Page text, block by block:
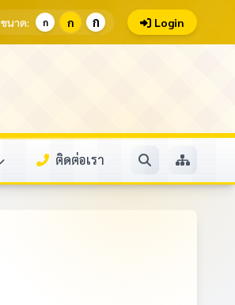
ขนาด: ก ก ก Login
ติดต่อเรา